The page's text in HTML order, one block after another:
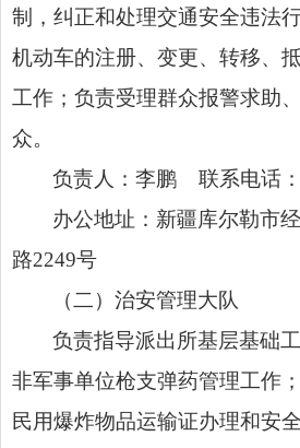
制，纠正和处理交通安全违法
机动车的注册、变更、转移、
工作；负责受理群众报警求助
众。
负责人：李鹏 联系电话：
办公地址：新疆库尔勒市
路2249号
（二）治安管理大队
负责指导派出所基层基础
非军事单位枪支弹药管理工作
民用爆炸物品运输证办理和安